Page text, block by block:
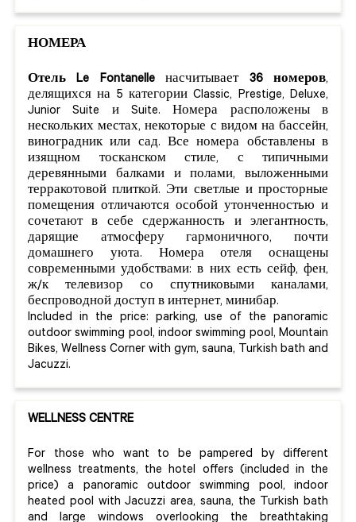
НОМЕРА
Отель Le Fontanelleнасчитывает 36 номеров,
делящихся на 5 категории Classic, Prestige, Deluxe,
Junior Suite и Suite. Номера расположены в
нескольких местах, некоторые с видом на бассейн,
виноградник или сад. Все номера обставлены в
изящном тосканском стиле, с типичными
деревянными балками и полами, выложенными
терракотовой плиткой. Эти светлые и просторные
помещения отличаются особой утонченностью и
сочетают в себе сдержанность и элегантность,
дарящие атмосферу гармоничного, почти
домашнего уюта. Номера отеля оснащены
современными удобствами: в них есть сейф, фен,
ж/к телевизор со спутниковыми каналами,
беспроводной доступ в интернет, минибар.
Included in the price: parking, use of the panoramic
outdoor swimming pool, indoor swimming pool, Mountain
Bikes, Wellness Corner with gym, sauna, Turkish bath and
Jacuzzi.
WELLNESS CENTRE
For those who want to be pampered by different
wellness treatments, the hotel offers (included in the
price) a panoramic outdoor swimming pool, indoor
heated pool with Jacuzzi area, sauna, the Turkish bath
and large windows overlooking the breathtaking